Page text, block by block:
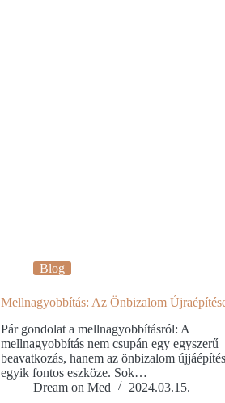
Blog
Mellnagyobbítás: Az Önbizalom
Pár gondolat a mellnagyobbításról: A
mellnagyobbítás nem csupán egy egyszerű
beavatkozás, hanem az önbizalom
egyik fontos eszköze. Sok…
Dream on Med
2024.03.15.